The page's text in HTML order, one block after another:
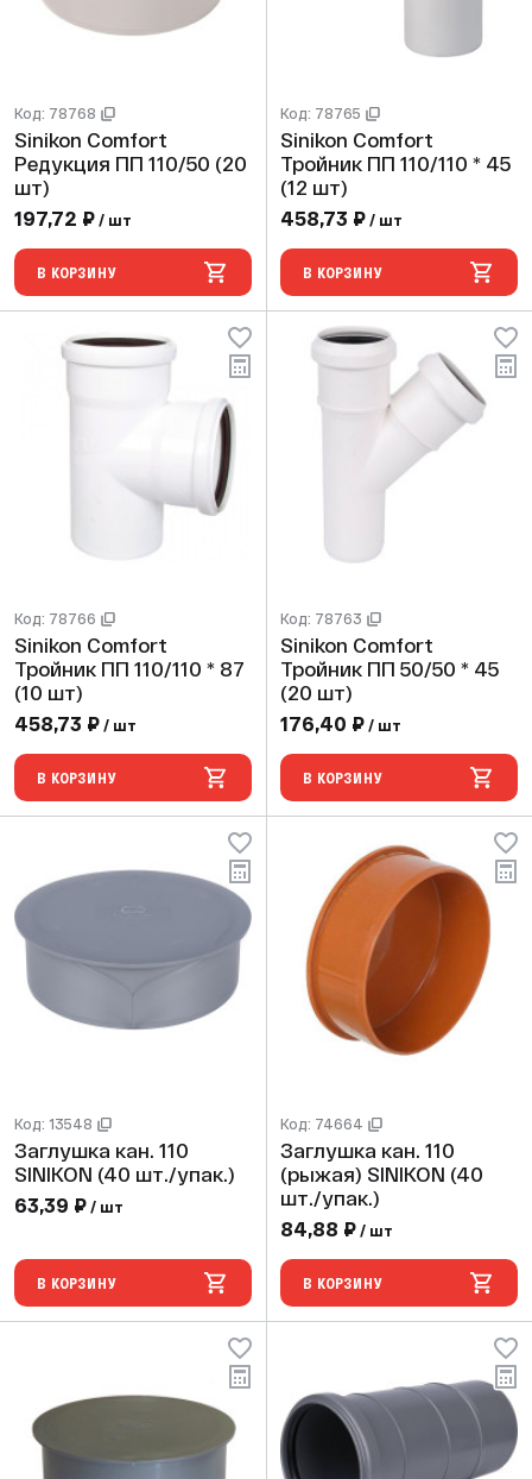
Код: 78768
Sinikon Comfort
Редукция ПП 110/50 (20
шт)
197,72 ₽ / шт
В КОРЗИНУ
Код: 78765
Sinikon Comfort
Тройник ПП 110/110 * 45
(12 шт)
458,73 ₽ / шт
В КОРЗИНУ
Код: 78766
Sinikon Comfort
Тройник ПП 110/110 * 87
(10 шт)
458,73 ₽ / шт
В КОРЗИНУ
Код: 78763
Sinikon Comfort
Тройник ПП 50/50 * 45
(20 шт)
176,40 ₽ / шт
В КОРЗИНУ
Код: 13548
Заглушка кан. 110
SINIKON (40 шт./упак.)
63,39 ₽ / шт
В КОРЗИНУ
Код: 74664
Заглушка кан. 110
(рыжая) SINIKON (40
шт./упак.)
84,88 ₽ / шт
В КОРЗИНУ